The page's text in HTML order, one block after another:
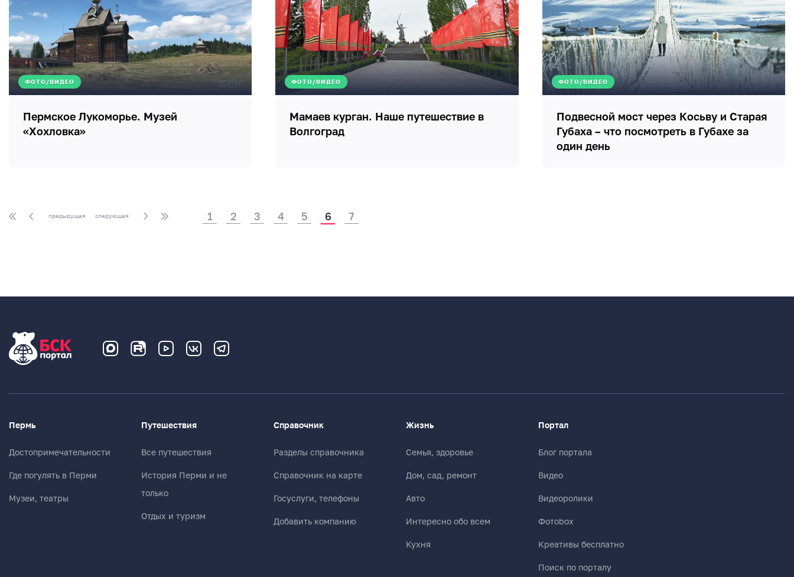
ФОТО/ВИДЕО
Пермское Лукоморье. Музей
«Хохловка»
ФОТО/ВИДЕО
Мамаев курган. Наше путешествие в
Волгоград
ФОТО/ВИДЕО
Подвесной мост через Косьву и Старая
Губаха – что посмотреть в Губахе за
один день
предыдущая следующая 1 2 3 4 5 6 7
Пермь
Достопримечательности
Где погулять в Перми
Музеи, театры
Путешествия
Все путешествия
История Перми и не
только
Отдых и туризм
Справочник
Разделы справочника
Справочник на карте
Госуслуги, телефоны
Добавить компанию
Жизнь
Семья, здоровье
Дом, сад, ремонт
Авто
Интересно обо всем
Кухня
Портал
Блог портала
Видео
Видеоролики
Фотоbox
Креативы бесплатно
Поиск по порталу